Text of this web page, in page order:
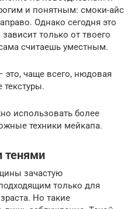
и понятным: смоки-айс
Однако сегодня это
только от твоего
считаешь уместным.
чаще всего, нюдовая
использовать более
техники мейкапа.
тенями
зачастую
только для
Но такие